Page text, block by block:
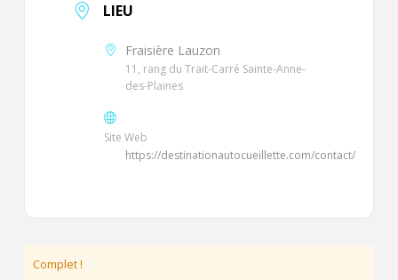
LIEU
Fraisière Lauzon
11, rang du Trait-Carré Sainte-Anne-
des-Plaines
Site Web
https://destinationautocueillette.com/contact/
Complet !